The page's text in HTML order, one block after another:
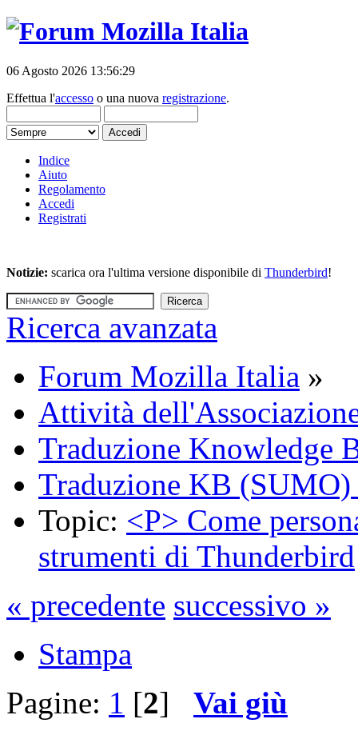
06 Agosto 2026 13:56:29
Effettua l'accesso o una nuova registrazione.
Indice
Aiuto
Regolamento
Accedi
Registrati
Notizie: scarica ora l'ultima versione disponibile di Thunderbird!
Ricerca avanzata
Forum Mozilla Italia »
Attività
Traduzione Knowledge
Traduzione KB
Topic: <P> Come
strumenti di Thunderbird
« precedente successivo »
Stampa
Pagine: 1 [2] Vai giù